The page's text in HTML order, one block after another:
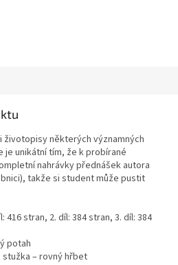
životopisy některých významných
unikátní tím, že k probírané
nahrávky přednášek autora
takže si student může pustit
416 stran, 2. díl: 384 stran, 3. díl: 384
potah
– rovný hřbet